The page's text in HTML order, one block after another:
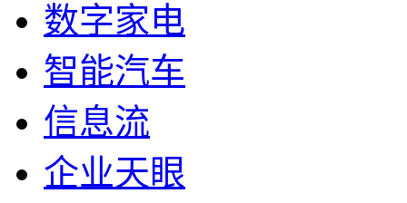
数字家电
智能汽车
信息流
企业天眼